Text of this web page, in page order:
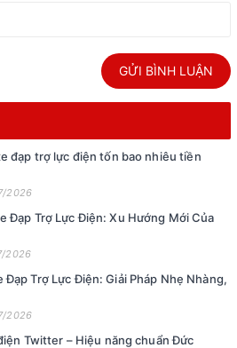
GỬI BÌNH LUẬN
đạp trợ lực điện tốn bao nhiêu tiền
2026
Đạp Trợ Lực Điện: Xu Hướng Mới Của
2026
Đạp Trợ Lực Điện: Giải Pháp Nhẹ Nhàng,
2026
Twitter – Hiệu năng chuẩn Đức